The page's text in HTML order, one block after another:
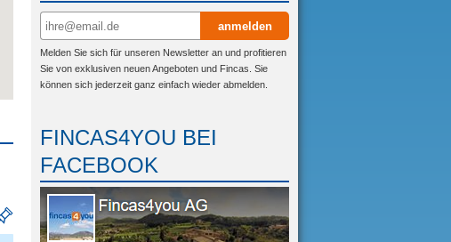
anmelden
Melden Sie sich für unseren Newsletter an und profitieren
Sie von exklusiven neuen Angeboten und Fincas. Sie
können sich jederzeit ganz einfach wieder abmelden.
FINCAS4YOU BEI
FACEBOOK